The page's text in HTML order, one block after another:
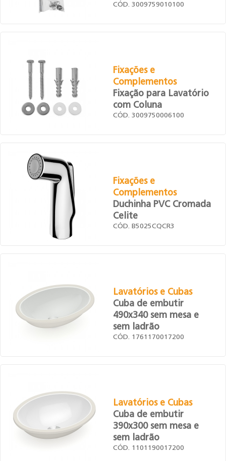
CÓD. 3009759010100
Fixações e
Complementos
Fixação para Lavatório
com Coluna
CÓD. 3009750006100
Fixações e
Complementos
Duchinha PVC Cromada
Celite
CÓD. B5025CQCR3
Lavatórios e Cubas
Cuba de embutir
490x340 sem mesa e
sem ladrão
CÓD. 1761170017200
Lavatórios e Cubas
Cuba de embutir
390x300 sem mesa e
sem ladrão
CÓD. 1101190017200